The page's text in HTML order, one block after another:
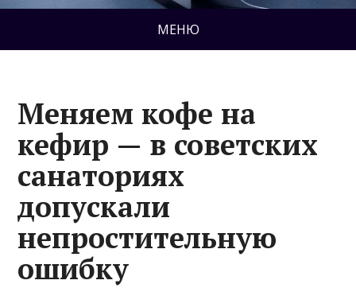
МЕНЮ
Меняем кофе на
кефир — в советских
санаториях
допускали
непростительную
ошибку